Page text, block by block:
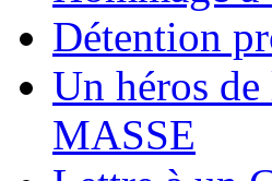
Détention
Un héros
MASSE